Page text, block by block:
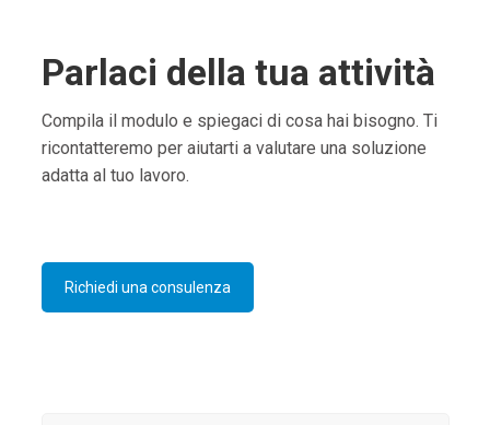
Parlaci della tua attività
Compila il modulo e spiegaci di cosa hai bisogno. Ti
ricontatteremo per aiutarti a valutare una soluzione
adatta al tuo lavoro.
Richiedi una consulenza